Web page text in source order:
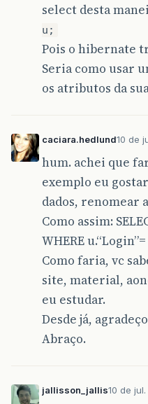
select desta
u;
Pois o hibernate
Seria como usar
os atributos da
caciara.hedlund10 de
hum. achei que
exemplo eu
dados, renomear
Como assim:
WHERE u.“Login”=
Como faria, vc
site, material,
eu estudar.
Desde já,
Abraço.
jallisson_jallis10 de